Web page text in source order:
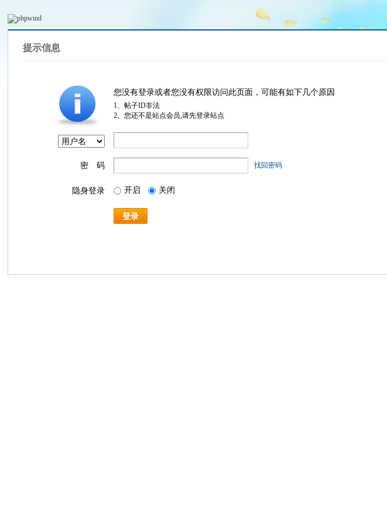
提示信息
您没有登录或者您没有权限访问此页面，可能有如下几个原因
1、帖子ID非法
2、您还不是站点会员,请先登录站点
密 码 找回密码
隐身登录 开启 关闭
登录